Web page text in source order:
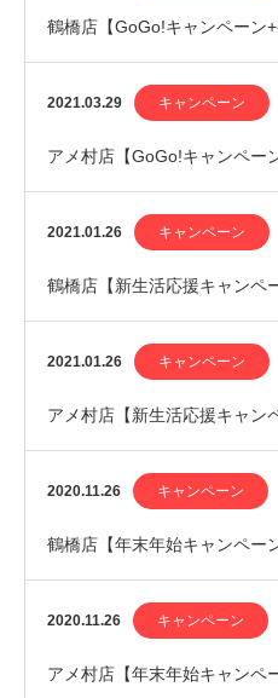
鶴橋店【GoGo!キャンペーン
ました！
2021.03.29 キャンペーン
アメ村店【GoGo!キャンペー
2021.01.26 キャンペーン
鶴橋店【新生活応援キャンペ
始しました！
2021.01.26 キャンペーン
アメ村店【新生活応援キャン
2020.11.26 キャンペーン
鶴橋店【年末年始キャンペー
しました！
2020.11.26 キャンペーン
アメ村店【年末年始キャンペ